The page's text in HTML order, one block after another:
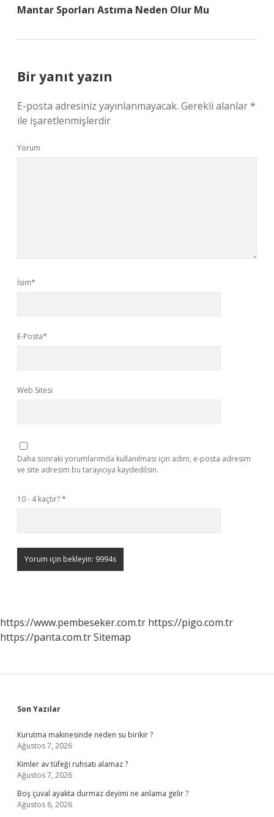
Mantar Sporları Astıma Neden Olur Mu
Bir yanıt yazın
E-posta adresiniz yayınlanmayacak. Gerekli alanlar*
ile işaretlenmişlerdir
Yorum
İsim*
E-Posta*
Web Sitesi
Daha sonraki yorumlarımda kullanılması için adım, e-posta adresim
ve site adresim bu tarayıcıya kaydedilsin.
10 - 4 kaçtır?*
https://www.pembeseker.com.tr https://pigo.com.tr
https://panta.com.trSitemap
Sidebar
Son Yazılar
Kurutma makinesinde neden su birikir ?
Ağustos 7, 2026
Kimler av tüfeği ruhsatı alamaz ?
Ağustos 7, 2026
Boş çuval ayakta durmaz deyimi ne anlama gelir ?
Ağustos 6, 2026